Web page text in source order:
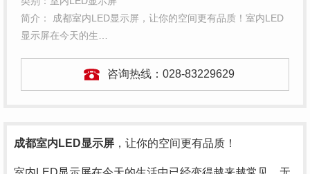
简介： 成都室内LED显示屏，让你的空间更有品质！室内LED
显示屏在今天的生…
咨询热线： 028-83229629
成都室内LED显示屏 ，让你的空间更有品质！